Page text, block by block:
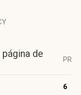
de
PR
6